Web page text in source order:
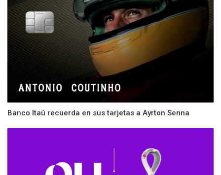
Banco Itaú recuerda en sus tarjetas a Ayrton Senna